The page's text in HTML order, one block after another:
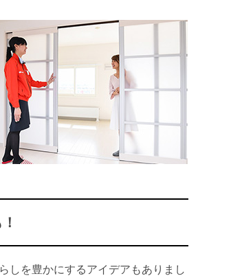
しを豊かにするアイデアもありまし